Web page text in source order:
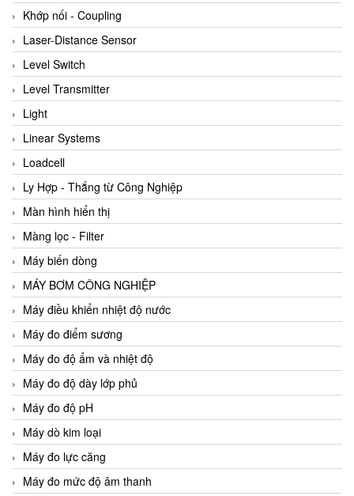
Khớp nối - Coupling
Laser-Distance Sensor
Level Switch
Level Transmitter
Light
Linear Systems
Loadcell
Ly Hợp - Thắng từ Công Nghiệp
Màn hình hiển thị
Màng lọc - Filter
Máy biến dòng
MÁY BƠM CÔNG NGHIỆP
Máy điều khiển nhiệt độ nước
Máy đo điểm sương
Máy đo độ ẩm và nhiệt độ
Máy đo độ dày lớp phủ
Máy đo độ pH
Máy dò kim loại
Máy đo lực căng
Máy đo mức độ âm thanh